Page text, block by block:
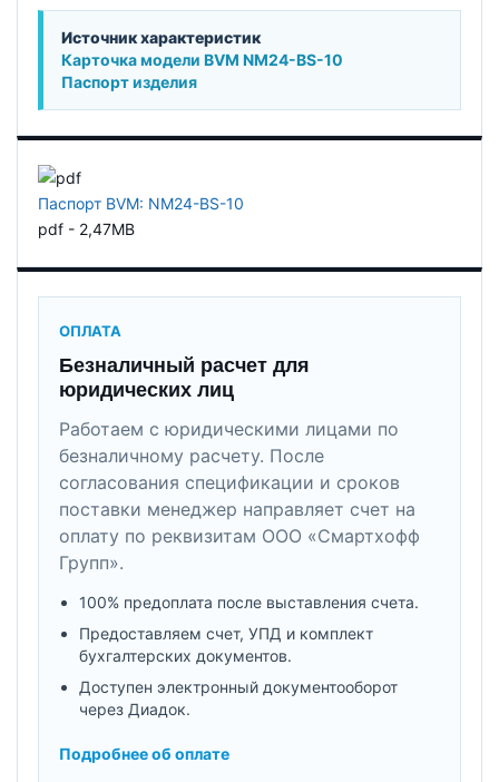
Источник характеристик
Карточка модели BVM NM24-BS-10
Паспорт изделия
Паспорт BVM: NM24-BS-10
pdf - 2,47MB
ОПЛАТА
Безналичный расчет для
юридических лиц
Работаем с юридическими лицами по
безналичному расчету. После
согласования спецификации и сроков
поставки менеджер направляет счет на
оплату по реквизитам ООО «Смартхофф
Групп».
100% предоплата после выставления счета.
Предоставляем счет, УПД и комплект
бухгалтерских документов.
Доступен электронный документооборот
через Диадок.
Подробнее об оплате